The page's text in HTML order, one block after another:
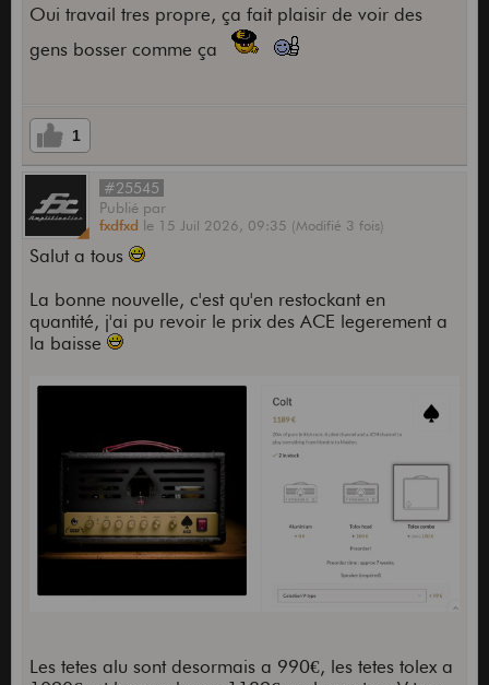
Oui travail tres propre, ça fait plaisir de voir des
gens bosser comme ça
1
#25545
Publié par
fxdfxd le 15 Juil 2026, 09:35 (Modifié 3 fois)
Salut a tous
La bonne nouvelle, c'est qu'en restockant en
quantité, j'ai pu revoir le prix des ACE legerement a
la baisse
Les tetes alu sont desormais a 990€, les tetes tolex a